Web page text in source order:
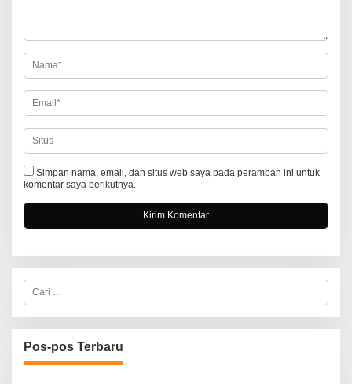
o
s
Simpan nama, email, dan situs web saya pada peramban ini untuk
komentar saya berikutnya.
C
r
i
u
n
u
Pos-pos Terbaru